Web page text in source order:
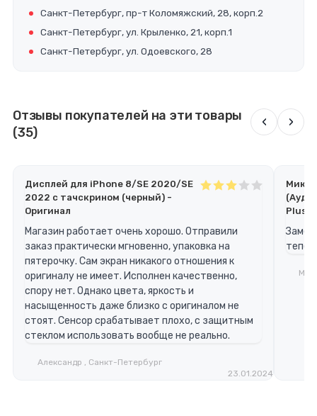
Санкт-Петербург, пр-т Коломяжский, 28, корп.2
Санкт-Петербург, ул. Крыленко, 21, корп.1
Санкт-Петербург, ул. Одоевского, 28
Отзывы покупателей на эти товары
(35)
‹ ›
Дисплей для iPhone 8/SE 2020/SE
2022 с тачскрином (черный) -
Оригинал
Магазин работает очень хорошо. Отправили
заказ практически мгновенно, упаковка на
пятерочку. Сам экран никакого отношения к
оригиналу не имеет. Исполнен качественно,
спору нет. Однако цвета, яркость и
насыщенность даже близко с оригиналом не
стоят. Сенсор срабатывает плохо, с защитным
стеклом использовать вообще не реально.
Александр , Санкт-Петербург
23.01.2024
Plus)